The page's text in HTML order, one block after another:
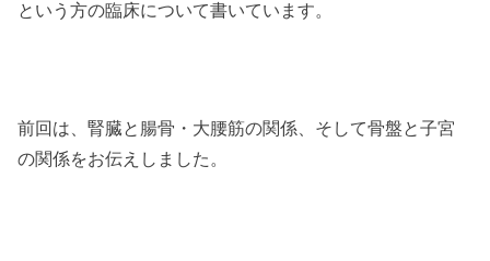
という方の臨床について書いています。
前回は、腎臓と腸骨・大腰筋の関係、そして骨盤と子宮
の関係をお伝えしました。